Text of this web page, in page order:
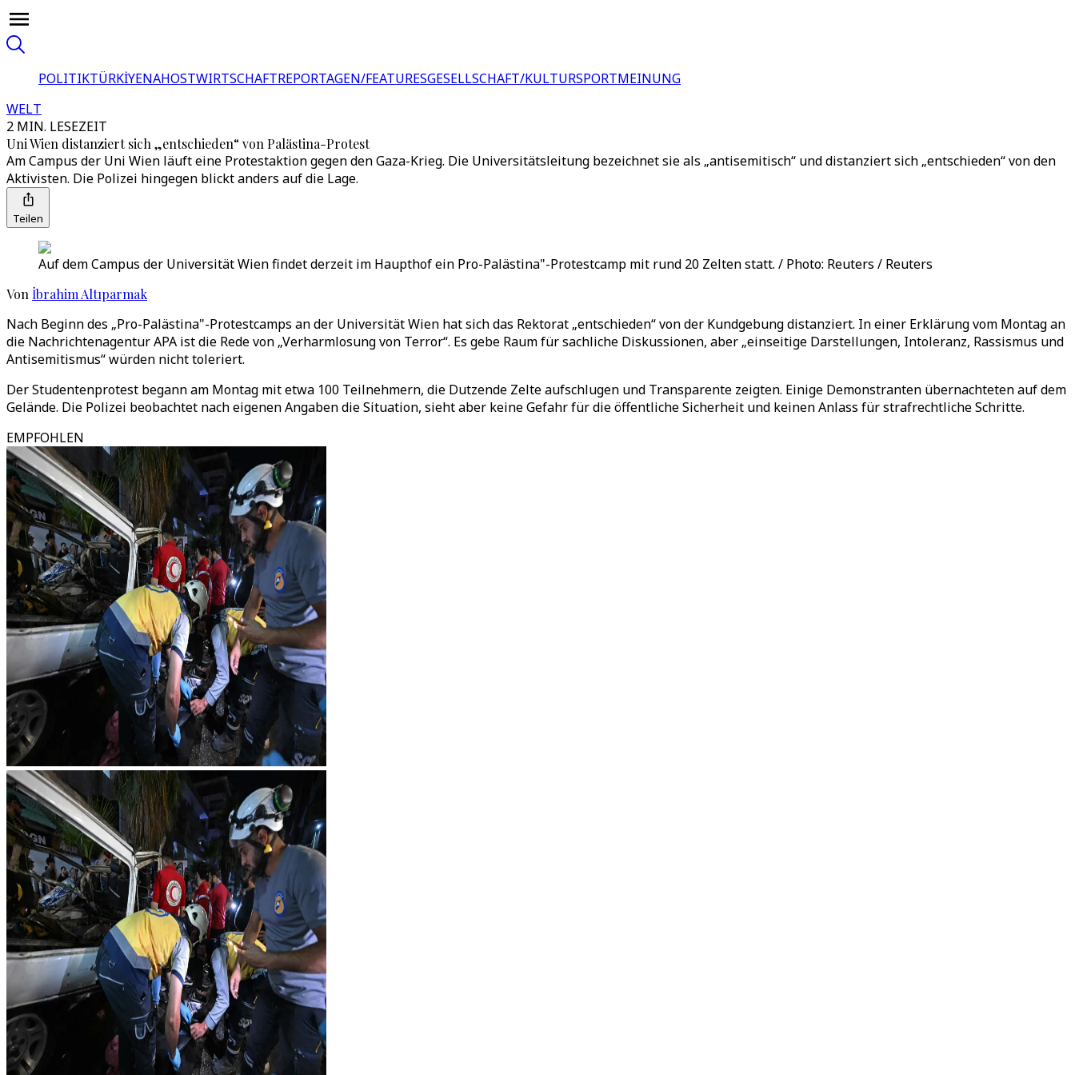
POLITIKTÜRKİYENAHOSTWIRTSCHAFTREPORTAGEN/FEATURESGESELLSCHAFT/KULTURSPORTMEINUNG
WELT
2 MIN. LESEZEIT
Uni Wien distanziert sich „entschieden“ von Palästina-Protest
Am Campus der Uni Wien läuft eine Protestaktion gegen den Gaza-Krieg. Die Universitätsleitung bezeichnet sie als „antisemitisch“ und distanziert sich „entschieden“ von den
Aktivisten. Die Polizei hingegen blickt anders auf die Lage.
Teilen
Auf dem Campus der Universität Wien findet derzeit im Haupthof ein Pro-Palästina"-Protestcamp mit rund 20 Zelten statt. / Photo: Reuters / Reuters
Von İbrahim Altıparmak
Nach Beginn des „Pro-Palästina"-Protestcamps an der Universität Wien hat sich das Rektorat „entschieden“ von der Kundgebung distanziert. In einer Erklärung vom Montag an
die Nachrichtenagentur APA ist die Rede von „Verharmlosung von Terror“. Es gebe Raum für sachliche Diskussionen, aber „einseitige Darstellungen, Intoleranz, Rassismus und
Antisemitismus“ würden nicht toleriert.
Der Studentenprotest begann am Montag mit etwa 100 Teilnehmern, die Dutzende Zelte aufschlugen und Transparente zeigten. Einige Demonstranten übernachteten auf dem
Gelände. Die Polizei beobachtet nach eigenen Angaben die Situation, sieht aber keine Gefahr für die öffentliche Sicherheit und keinen Anlass für strafrechtliche Schritte.
EMPFOHLEN